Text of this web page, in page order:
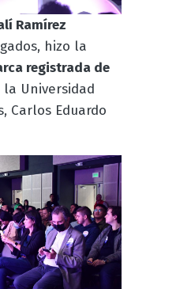
Ramírez
hizo la
registrada de
Universidad
Carlos Eduardo